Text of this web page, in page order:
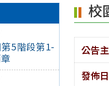
5階段第1-
校
公告
發佈